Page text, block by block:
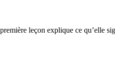
leçon explique ce qu’elle